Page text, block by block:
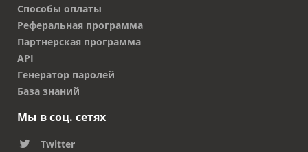
Способы оплаты
Реферальная программа
Партнерская программа
API
Генератор паролей
База знаний
Мы в соц. сетях
Twitter